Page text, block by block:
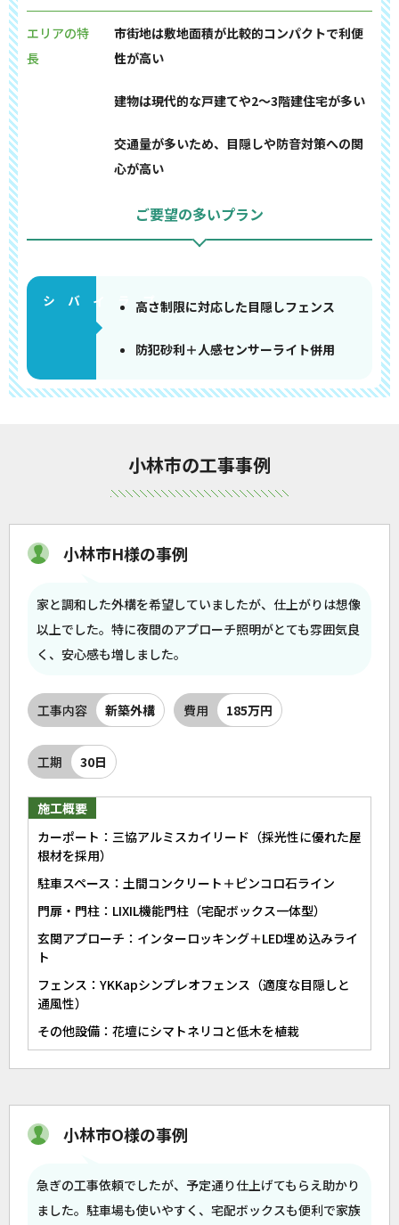
エリアの特
長
市街地は敷地面積が比較的コンパクトで利便
性が高い
建物は現代的な戸建てや2～3階建住宅が多い
交通量が多いため、目隠しや防音対策への関
心が高い
ご要望の多いプラン
高さ制限に対応した目隠しフェンス
防犯砂利＋人感センサーライト併用
小林市の工事事例
小林市H様の事例
家と調和した外構を希望していましたが、仕上がりは想像
以上でした。特に夜間のアプローチ照明がとても雰囲気良
く、安心感も増しました。
工事内容 新築外構 費用 185万円
工期 30日
施工概要
カーポート：三協アルミスカイリード（採光性に優れた屋
根材を採用）
駐車スペース：土間コンクリート＋ピンコロ石ライン
門扉・門柱：LIXIL機能門柱（宅配ボックス一体型）
玄関アプローチ：インターロッキング＋LED埋め込みライ
ト
フェンス：YKKapシンプレオフェンス（適度な目隠しと
通風性）
その他設備：花壇にシマトネリコと低木を植栽
小林市O様の事例
急ぎの工事依頼でしたが、予定通り仕上げてもらえ助かり
ました。駐車場も使いやすく、宅配ボックスも便利で家族